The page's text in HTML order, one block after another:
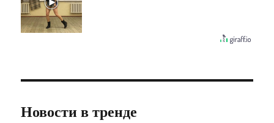
Новости в тренде